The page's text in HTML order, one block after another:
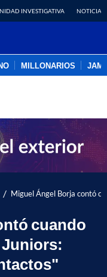
INVESTIGATIVA NOTICIAS
MILLONARIOS
/ Miguel Ángel Borja contó
cuando
Juniors: